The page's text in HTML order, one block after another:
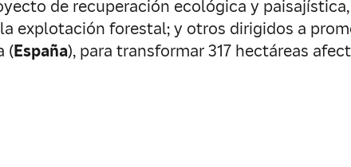
de recuperación ecológica y
explotación forestal; y otros dirigidos a
(España), para transformar 317 hectáreas